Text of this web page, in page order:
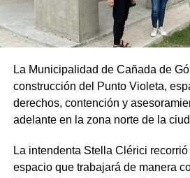
La Municipalidad de Cañada de
construcción del Punto Violeta,
derechos, contención y
adelante en la zona norte de la
La intendenta Stella Clérici
espacio que trabajará de manera